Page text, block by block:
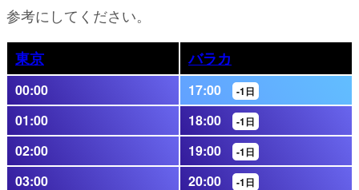
参考にしてください。
東京 バラカ
00:00 17:00 -1日
01:00 18:00 -1日
02:00 19:00 -1日
03:00 20:00 -1日